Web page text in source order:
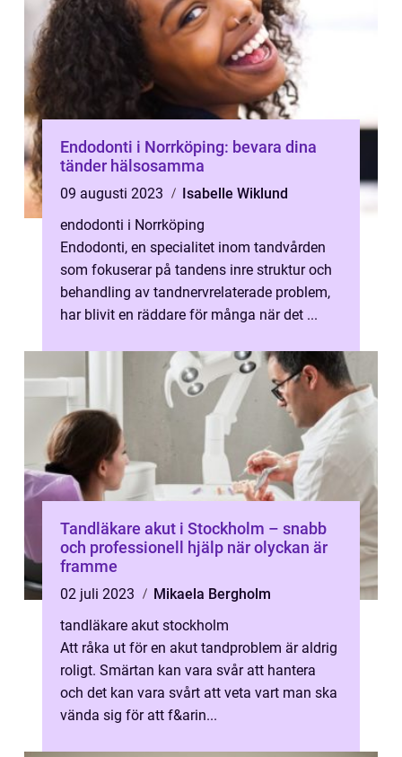
Endodonti i Norrköping: bevara dina
tänder hälsosamma
09 augusti 2023
Isabelle Wiklund
endodonti i Norrköping
Endodonti, en specialitet inom tandvården
som fokuserar på tandens inre struktur och
behandling av tandnervrelaterade problem,
har blivit en räddare för många när det ...
Tandläkare akut i Stockholm – snabb
och professionell hjälp när olyckan är
framme
02 juli 2023
Mikaela Bergholm
tandläkare akut stockholm
Att råka ut för en akut tandproblem är aldrig
roligt. Smärtan kan vara svår att hantera
och det kan vara svårt att veta vart man ska
vända sig för att f&arin...